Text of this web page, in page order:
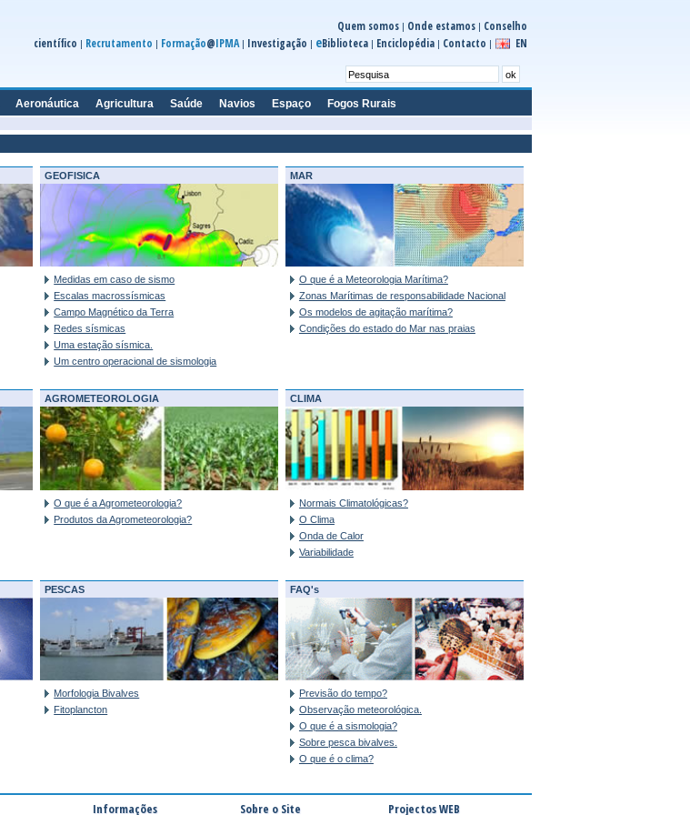
Quem somos| Onde estamos| Conselho
científico | Recrutamento | Formação@IPMA| Investigação | eBiblioteca| Enciclopédia| Contacto | EN
Aeronáutica Agricultura Saúde Navios Espaço Fogos Rurais
GEOFISICA
Medidas em caso de sismo
Escalas macrossísmicas
Campo Magnético da Terra
Redes sísmicas
Uma estação sísmica.
Um centro operacional de sismologia
MAR
O que é a Meteorologia Marítima?
Zonas Marítimas de responsabilidade Nacional
Os modelos de agitação marítima?
Condições do estado do Mar nas praias
AGROMETEOROLOGIA
O que é a Agrometeorologia?
Produtos da Agrometeorologia?
CLIMA
Normais Climatológicas?
O Clima
Onda de Calor
Variabilidade
PESCAS
Morfologia Bivalves
Fitoplancton
FAQ's
Previsão do tempo?
Observação meteorológica.
O que é a sismologia?
Sobre pesca bivalves.
O que é o clima?
Informações Sobre o Site Projectos WEB